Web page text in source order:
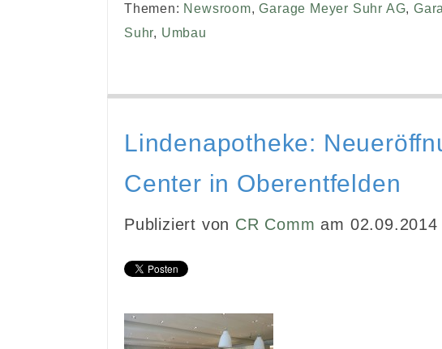
Themen: Newsroom,Garage Meyer Suhr AG,
Suhr, Umbau
Lindenapotheke:
Center in Oberentfelden
Publiziert von CR Comm am 02.09.2014